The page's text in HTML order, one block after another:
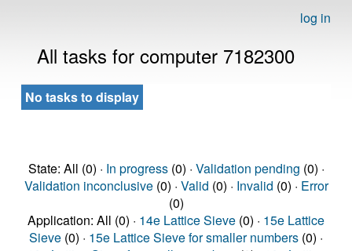
log in
All tasks for computer 7182300
No tasks to display
State: All (0) · In progress(0) · Validation pending (0) ·
Validation inconclusive(0) · Valid (0) · Invalid (0) · Error
(0)
Application: All (0) · 14e Lattice Sieve (0) · 15e Lattice
Sieve (0) · 15e Lattice Sieve for smaller numbers (0) ·